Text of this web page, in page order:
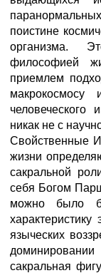
поистине
организма.
философией
приемлем
макрокосмосу
человеческого
никак не с
Свойственные
жизни
сакральной
себя Богом
можно было
языческих
сакральная